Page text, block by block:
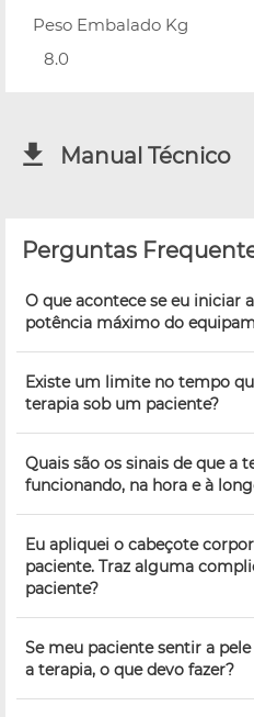
Peso Embalado Kg
8.0
Manual Técnico
Perguntas
O que acontece se eu iniciar
potência máximo do
Existe um limite no tempo
terapia sob um paciente?
Quais são os sinais de que a
funcionando, na hora e à
Eu apliquei o cabeçote
paciente. Traz alguma
paciente?
Se meu paciente sentir a
a terapia, o que devo fazer?